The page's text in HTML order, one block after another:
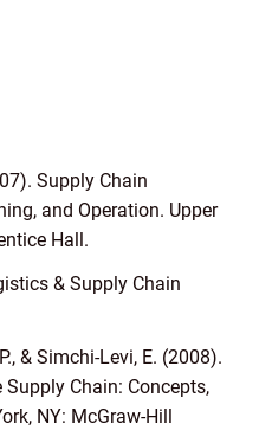
Supply Chain
and Operation. Upper
Hall.
& Supply Chain
& Simchi-Levi, E. (2008).
Chain: Concepts,
NY: McGraw-Hill